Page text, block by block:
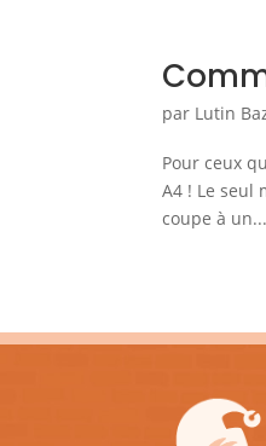
par Lutin
Pour ceux
A4 ! Le seul
coupe à un...